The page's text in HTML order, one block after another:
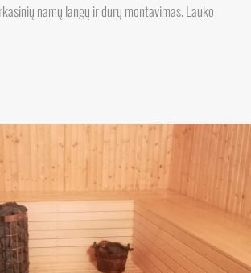
namų langų ir durų montavimas. Lauko